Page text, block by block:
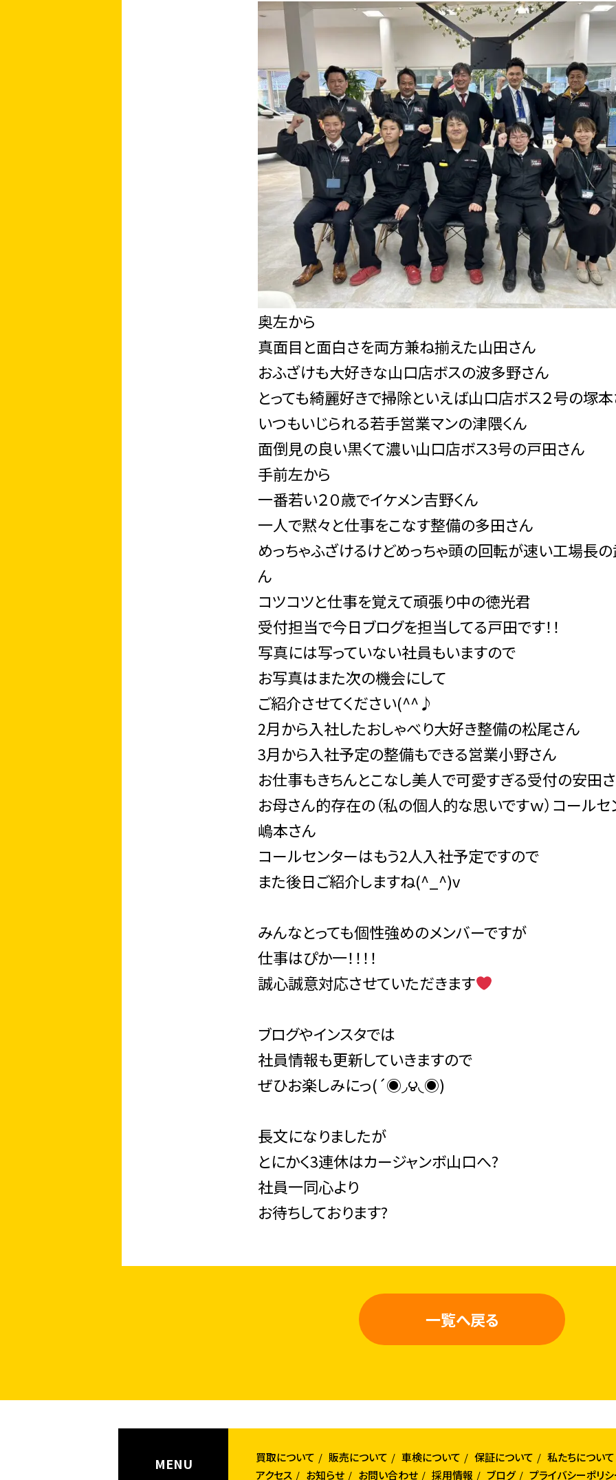
奥左から
真面目と面白さを両方兼ね揃えた山田さん
おふざけも大好きな山口店ボスの波多野さん
とっても綺麗好きで掃除といえば山口店ボス２号の塚
いつもいじられる若手営業マンの津隈くん
面倒見の良い黒くて濃い山口店ボス3号の戸田さん
手前左から
一番若い２０歳でイケメン吉野くん
一人で黙々と仕事をこなす整備の多田さん
めっちゃふざけるけどめっちゃ頭の回転が速い工場長
ん
コツコツと仕事を覚えて頑張り中の徳光君
受付担当で今日ブログを担当してる戸田です！！
写真には写っていない社員もいますので
お写真はまた次の機会にして
ご紹介させてください(^^♪
2月から入社したおしゃべり大好き整備の松尾さん
3月から入社予定の整備もできる営業小野さん
お仕事もきちんとこなし美人で可愛すぎる受付の安田
お母さん的存在の（私の個人的な思いですｗ）コールセ
嶋本さん
コールセンターはもう2人入社予定ですので
また後日ご紹介しますね(^_^)v
みんなとっても個性強めのメンバーですが
仕事はぴか一！！！！
誠心誠意対応させていただきます
ブログやインスタでは
社員情報も更新していきますので
ぜひお楽しみにっ(´◉◞౪◟◉)
長文になりましたが
とにかく3連休はカージャンボ山口へ?
社員一同心より
お待ちしております?
一覧へ戻る
MENU 買取について 販売について 車検について 保証について
私たちについて
アクセス
お知らせ お問い合わせ 採用情報 ブログ プライバシーポリ